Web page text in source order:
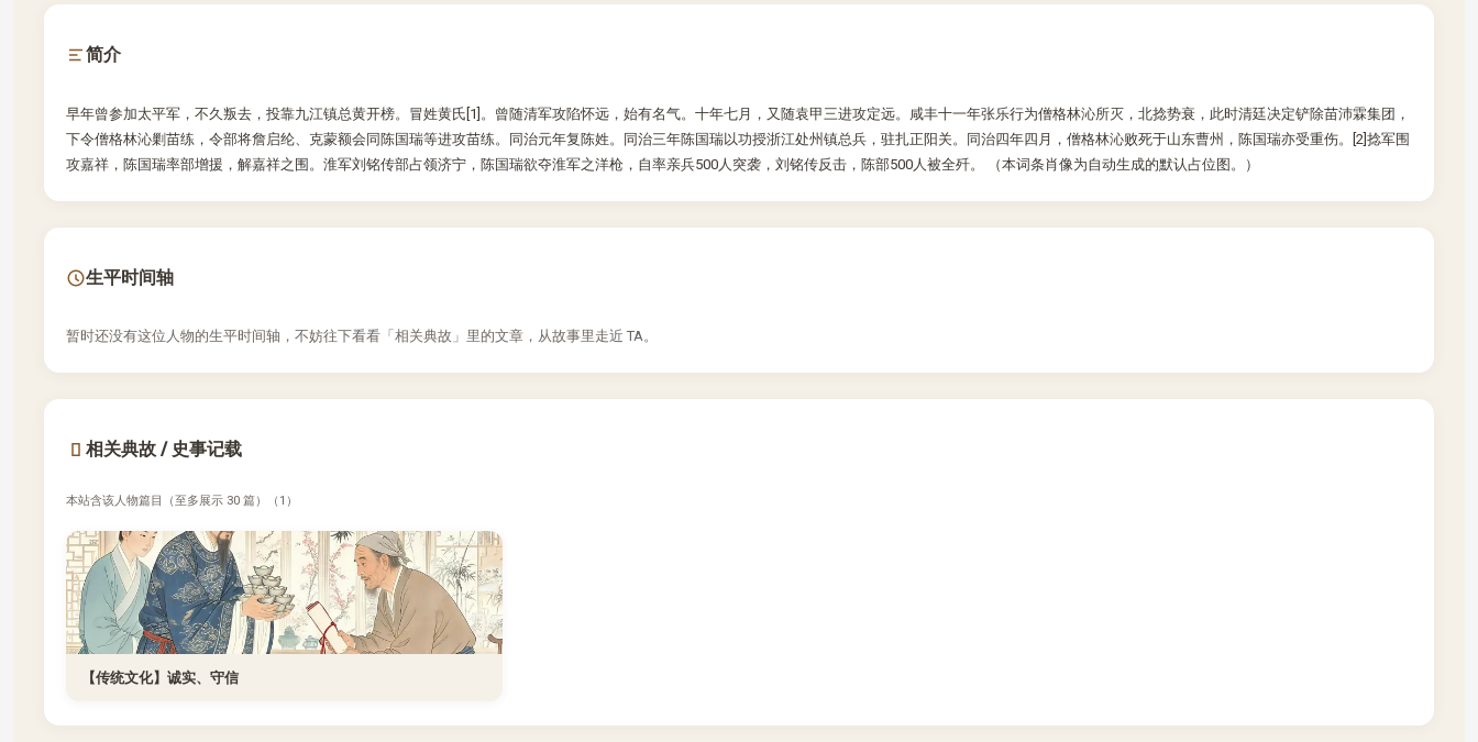
简介
早年曾参加太平军，不久叛去，投靠九江镇总黄开榜。冒姓黄氏[1]。曾随清军攻陷怀远，始有名气。十年七月，又随袁甲三进攻定远。咸丰十一年张乐行为僧格林沁所灭，北捻势衰，此时清廷决定铲除苗沛霖集团，
下令僧格林沁剿苗练，令部将詹启纶、克蒙额会同陈国瑞等进攻苗练。同治元年复陈姓。同治三年陈国瑞以功授浙江处州镇总兵，驻扎正阳关。同治四年四月，僧格林沁败死于山东曹州，陈国瑞亦受重伤。[2]捻军围
攻嘉祥，陈国瑞率部增援，解嘉祥之围。淮军刘铭传部占领济宁，陈国瑞欲夺淮军之洋枪，自率亲兵500人突袭，刘铭传反击，陈部500人被全歼。 （本词条肖像为自动生成的默认占位图。）
生平时间轴
暂时还没有这位人物的生平时间轴，不妨往下看看「相关典故」里的文章，从故事里走近 TA。
相关典故 / 史事记载
本站含该人物篇目（至多展示 30 篇）（1）
【传统文化】诚实、守信